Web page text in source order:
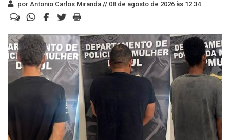
por Antonio Carlos Miranda // 08 de agosto de 2026 às 12:34